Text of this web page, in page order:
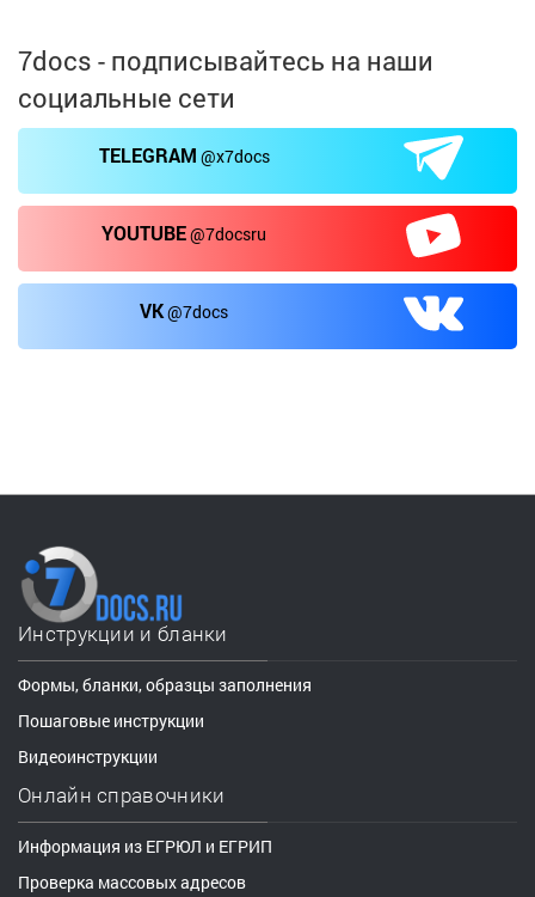
7docs - подписывайтесь на наши
социальные сети
TELEGRAM @x7docs
YOUTUBE@7docsru
VK@7docs
Инструкции и бланки
Формы, бланки, образцы заполнения
Пошаговые инструкции
Видеоинструкции
Онлайн справочники
Информация из ЕГРЮЛ и ЕГРИП
Проверка массовых адресов